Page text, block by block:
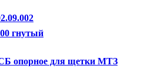
гнутый
опорное для щетки МТЗ